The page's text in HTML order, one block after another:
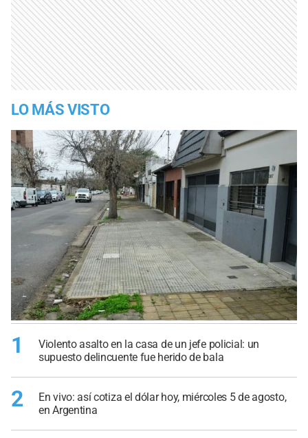
LO MÁS VISTO
1
Violento asalto en la casa de un jefe policial: un
supuesto delincuente fue herido de bala
2
En vivo: así cotiza el dólar hoy, miércoles 5 de agosto,
en Argentina